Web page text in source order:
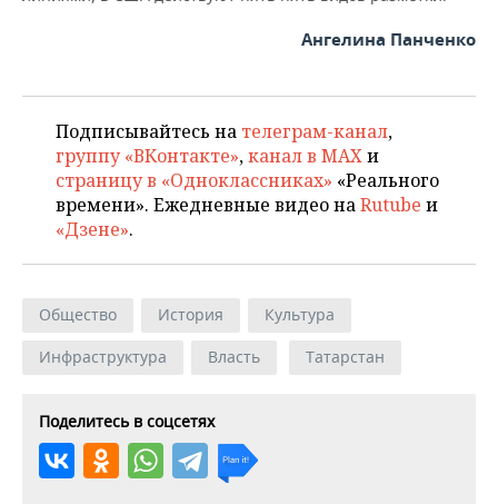
Ангелина Панченко
Подписывайтесь на телеграм-канал,
группу «ВКонтакте»,канал в MAXи
страницу в «Одноклассниках» «Реального
времени». Ежедневные видео наRutube и
«Дзене».
Общество История
Культура
Инфраструктура
Власть Татарстан
Поделитесь в соцсетях